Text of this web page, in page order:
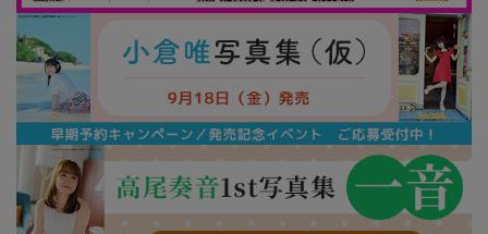
アイドル・タレント
ヒーロー文庫
ロト・ナンバーズ書籍・グッズ
ご利用ガイド